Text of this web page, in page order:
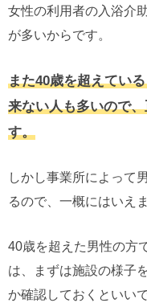
女性の利用者の入浴介
が多いからです。
また40歳を超えてい
来ない人も多いので
す。
しかし事業所によって
るので、一概にはいえ
40歳を超えた男性の方
は、まずは施設の様子
か確認しておくといい